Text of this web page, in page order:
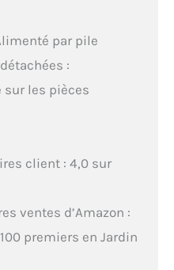
par pile
:
les pièces
client : 4,0 sur
ventes d’Amazon :
premiers en Jardin